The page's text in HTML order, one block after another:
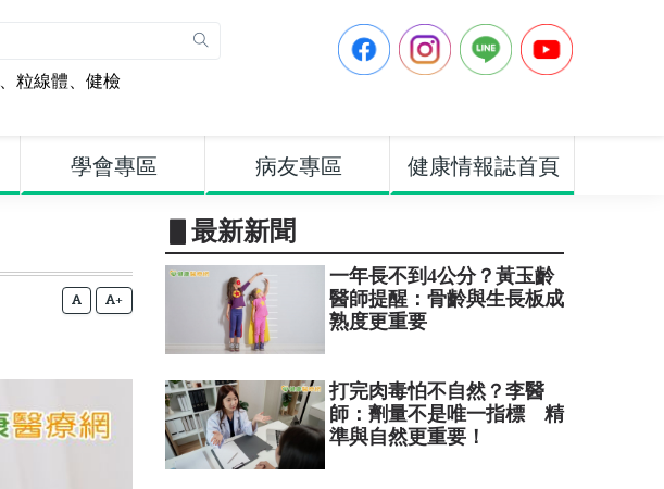
、 粒線體、 健檢
學會專區 病友專區 健康情報誌首頁
+
▋最新新聞
一年長不到4公分？黃玉齡
醫師提醒：骨齡與生長板成
熟度更重要
打完肉毒怕不自然？李醫
師：劑量不是唯一指標 精
準與自然更重要！